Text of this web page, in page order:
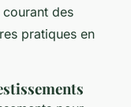
des
pratiques en